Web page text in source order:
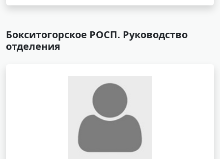
Бокситогорское РОСП. Руководство
отделения